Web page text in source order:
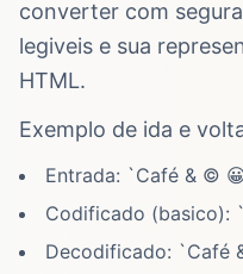
converter com
legiveis e sua
HTML.
Exemplo de ida e
Entrada: `Café & ©
Codificado (basico):
Decodificado: `Café